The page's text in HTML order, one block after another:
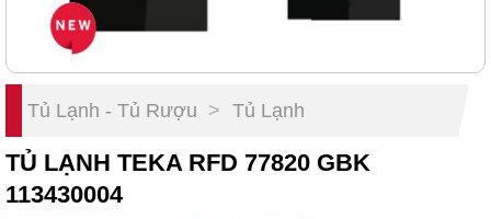
Tủ Lạnh - Tủ Rượu > Tủ Lạnh
TỦ LẠNH TEKA RFD 77820 GBK
113430004